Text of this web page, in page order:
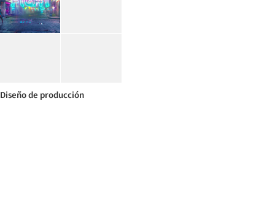
Diseño de producción